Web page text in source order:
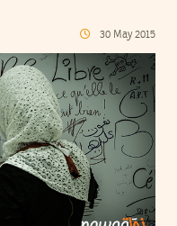
30 May 2015